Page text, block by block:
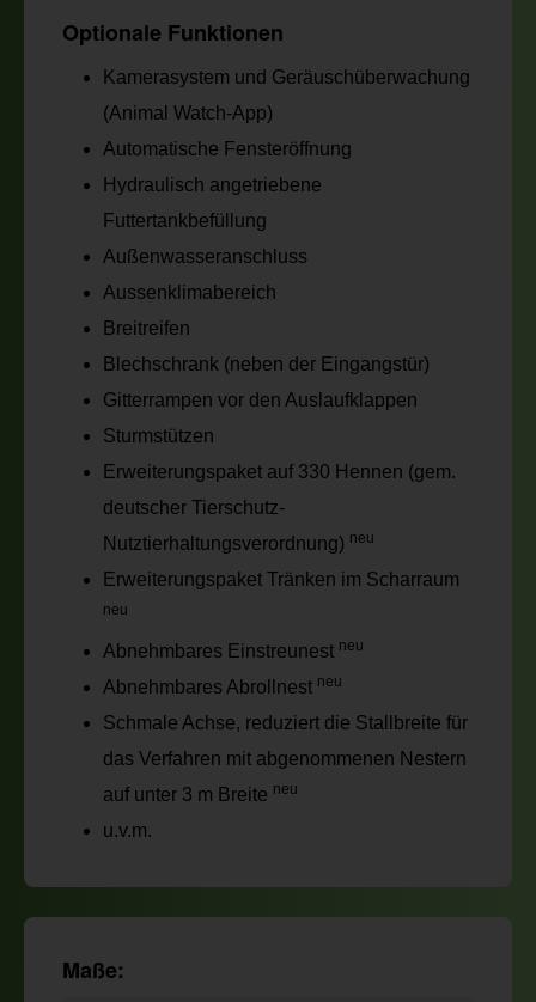
Optionale Funktionen
Kamerasystem und Geräuschüberwachung
(Animal Watch-App)
Automatische Fensteröffnung
Hydraulisch angetriebene
Futtertankbefüllung
Außenwasseranschluss
Aussenklimabereich
Breitreifen
Blechschrank (neben der Eingangstür)
Gitterrampen vor den Auslaufklappen
Sturmstützen
Erweiterungspaket auf 330 Hennen (gem.
deutscher Tierschutz-
Nutztierhaltungsverordnung) neu
Erweiterungspaket Tränken im Scharraum
neu
Abnehmbares Einstreunest neu
Abnehmbares Abrollnest neu
Schmale Achse, reduziert die Stallbreite für
das Verfahren mit abgenommenen Nestern
auf unter 3 m Breite neu
u.v.m.
Maße: